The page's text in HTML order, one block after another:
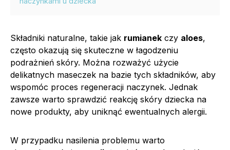
Składniki naturalne, takie jak rumianek czy aloes,
często okazują się skuteczne w łagodzeniu
podrażnień skóry. Można rozważyć użycie
delikatnych maseczek na bazie tych składników, aby
wspomóc proces regeneracji naczynek. Jednak
zawsze warto sprawdzić reakcję skóry dziecka na
nowe produkty, aby uniknąć ewentualnych alergii.
W przypadku nasilenia problemu warto